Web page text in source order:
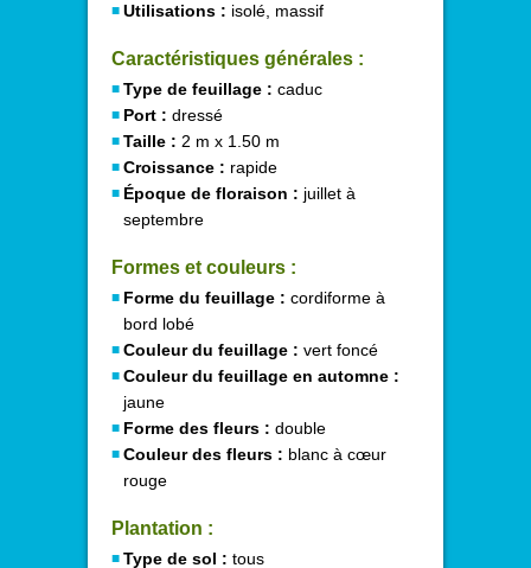
Utilisations : isolé, massif
Caractéristiques générales :
Type de feuillage : caduc
Port : dressé
Taille : 2 m x 1.50 m
Croissance : rapide
Époque de floraison : juillet à
septembre
Formes et couleurs :
Forme du feuillage : cordiforme à
bord lobé
Couleur du feuillage : vert foncé
Couleur du feuillage en automne :
jaune
Forme des fleurs : double
Couleur des fleurs : blanc à cœur
rouge
Plantation :
Type de sol : tous